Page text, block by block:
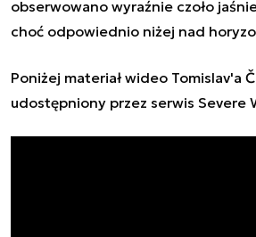
obserwowano wyraźnie czoło
choć odpowiednio niżej nad
Poniżej materiał wideo Tomislav'a
udostępniony przez serwis Severe